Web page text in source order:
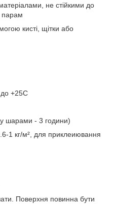
не стійкими до
парам
кисті, щітки або
до +25С
шарами - 3 години)
1 кг/м², для приклеиювання
Поверхня повинна бути